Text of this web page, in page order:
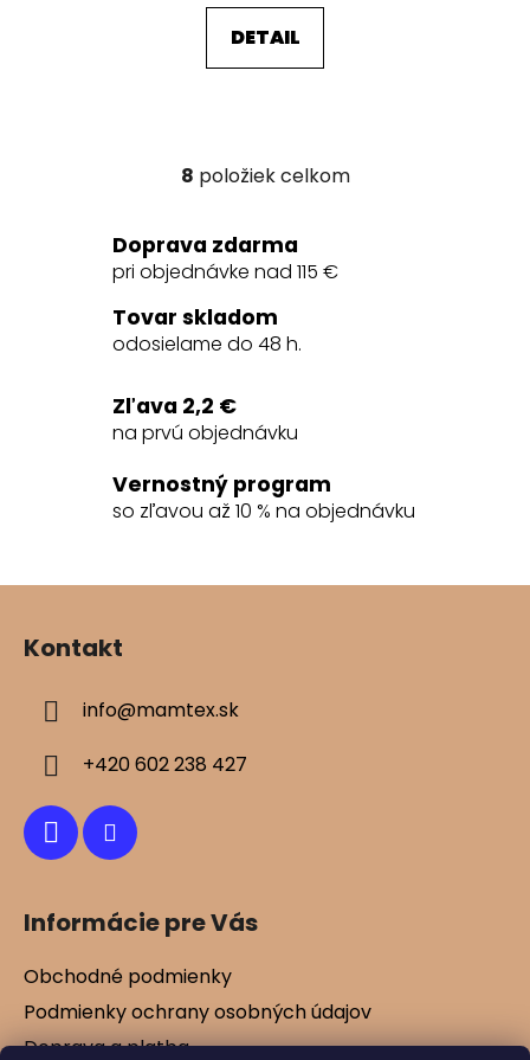
DETAIL
O
l
á
a
c
p
r
v
k
y
ý
8 položiek celkom
Doprava zdarma
pri objednávke nad 115 €
Tovar skladom
odosielame do 48 h.
Zľava 2,2 €
na prvú objednávku
Vernostný program
so zľavou až 10 % na objednávku
Kontakt
info@mamtex.sk
+420 602 238 427
Informácie pre Vás
Obchodné podmienky
Podmienky ochrany osobných údajov
Doprava a platba